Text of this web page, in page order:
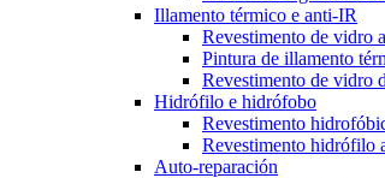
Illamento térmico e anti-IR
Revestimento de vidro
Pintura de illamento
Revestimento de vidro
Hidrófilo e hidrófobo
Revestimento
Revestimento hidrófilo
Auto-reparación